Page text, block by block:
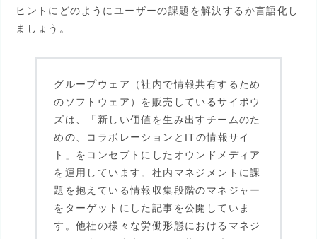
ヒントにどのようにユーザーの課題を解決するか言語化し
ましょう。
グループウェア（社内で情報共有するため
のソフトウェア）を販売しているサイボウ
ズは、「新しい価値を生み出すチームのた
めの、コラボレーションとITの情報サイ
ト」をコンセプトにしたオウンドメディア
を運用しています。社内マネジメントに課
題を抱えている情報収集段階のマネジャー
をターゲットにした記事を公開していま
す。他社の様々な労働形態におけるマネジ